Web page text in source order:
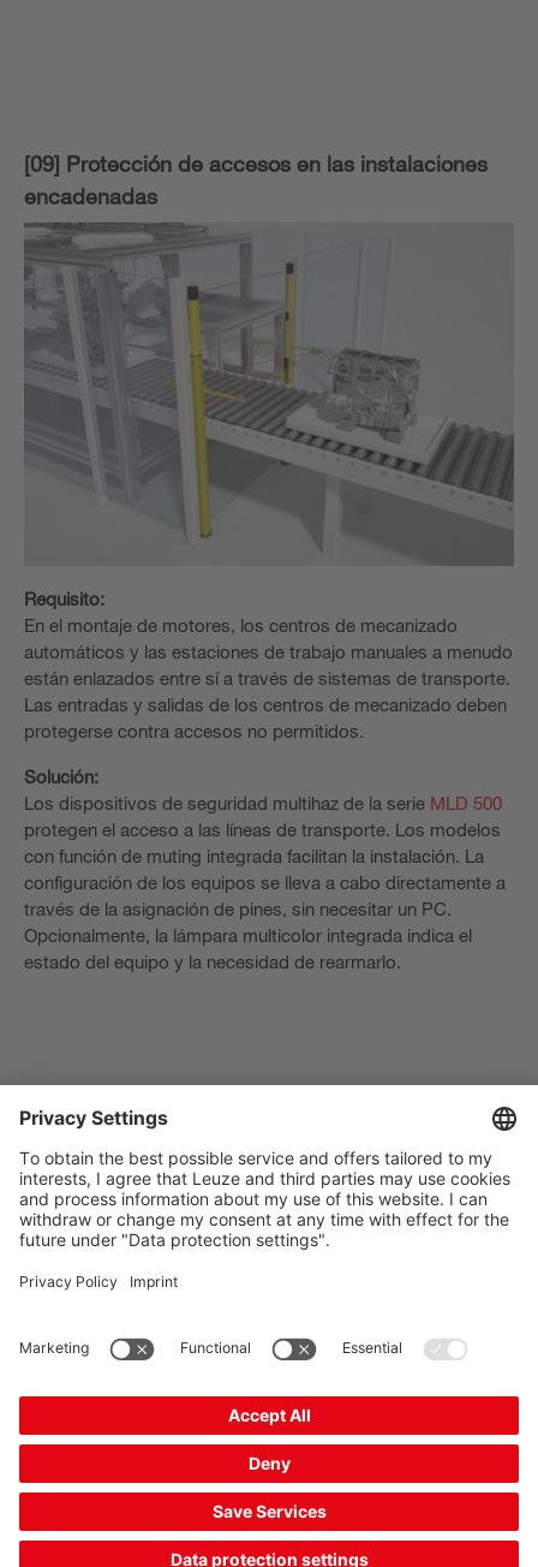
[09] Protección de accesos en las instalaciones
encadenadas
Requisito:
En el montaje de motores, los centros de mecanizado
automáticos y las estaciones de trabajo manuales a menudo
están enlazados entre sí a través de sistemas de transporte.
Las entradas y salidas de los centros de mecanizado deben
protegerse contra accesos no permitidos.
Solución:
Los dispositivos de seguridad multihaz de la serie MLD 500
protegen el acceso a las líneas de transporte. Los modelos
con función de muting integrada facilitan la instalación. La
configuración de los equipos se lleva a cabo directamente a
través de la asignación de pines, sin necesitar un PC.
Opcionalmente, la lámpara multicolor integrada indica el
estado del equipo y la necesidad de rearmarlo.
[10] Lectura de códigos en el soporte de
transporte